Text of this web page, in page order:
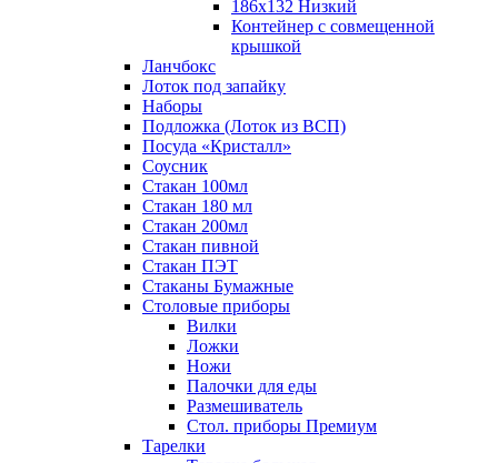
186х132 Низкий
Контейнер с совмещенной
крышкой
Ланчбокс
Лоток под запайку
Наборы
Подложка (Лоток из ВСП)
Посуда «Кристалл»
Соусник
Стакан 100мл
Стакан 180 мл
Стакан 200мл
Стакан пивной
Стакан ПЭТ
Стаканы Бумажные
Столовые приборы
Вилки
Ложки
Ножи
Палочки для еды
Размешиватель
Стол. приборы Премиум
Тарелки